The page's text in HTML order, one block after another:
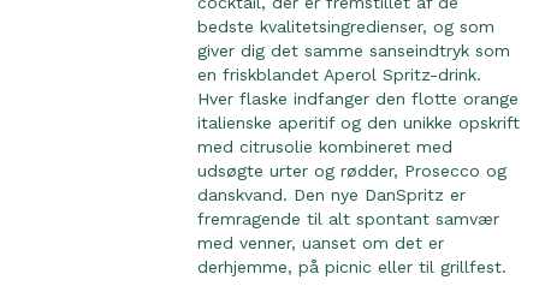
bedste kvalitetsingredienser, og som
giver dig det samme sanseindtryk som
en friskblandet Aperol Spritz-drink.
Hver flaske indfanger den flotte orange
italienske aperitif og den unikke opskrift
med citrusolie kombineret med
udsøgte urter og rødder, Prosecco og
danskvand. Den nye DanSpritz er
fremragende til alt spontant samvær
med venner, uanset om det er
derhjemme, på picnic eller til grillfest.